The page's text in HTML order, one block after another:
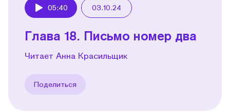
05:40 03.10.24
Глава 18. Письмо номер два
Читает Анна Красильщик
Поделиться